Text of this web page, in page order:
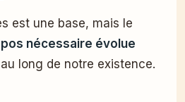
est une base, mais le
nécessaire évolue
long de notre existence.